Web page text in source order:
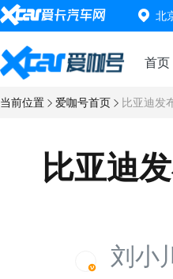
北
首页
当前位置 爱咖号首页 比亚迪发
比亚迪
刘小川